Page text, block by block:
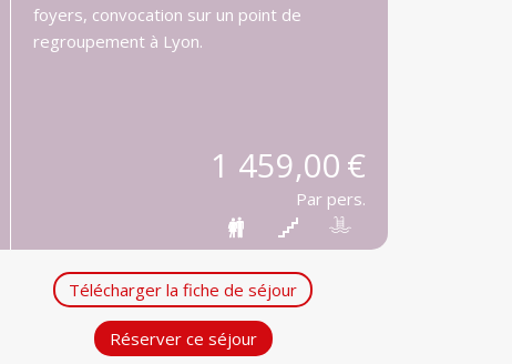
foyers, convocation sur un point de
regroupement à Lyon.
1 459,00 €
Par pers.
Télécharger la fiche de séjour
Réserver ce séjour